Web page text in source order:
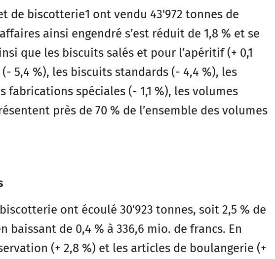
de biscotterie1 ont vendu 43'972 tonnes de
ainsi engendré s’est réduit de 1,8 % et se
que les biscuits salés et pour l’apéritif (+ 0,1
5,4 %), les biscuits standards (- 4,4 %), les
spéciales (- 1,1 %), les volumes
près de 70 % de l’ensemble des volumes
ont écoulé 30‘923 tonnes, soit 2,5 % de
de 0,4 % à 336,6 mio. de francs. En
(+ 2,8 %) et les articles de boulangerie (+